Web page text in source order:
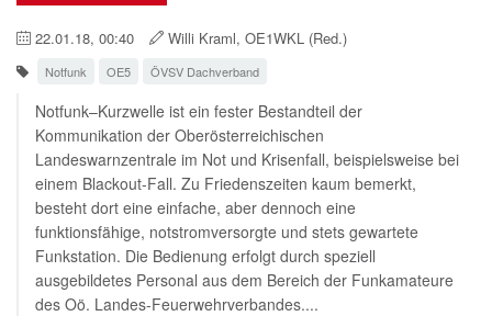
22.01.18, 00:40 Willi Kraml, OE1WKL (Red.)
Notfunk OE5 ÖVSV Dachverband
Notfunk–Kurzwelle ist ein fester Bestandteil der
Kommunikation der Oberösterreichischen
Landeswarnzentrale im Not und Krisenfall, beispielsweise bei
einem Blackout-Fall. Zu Friedenszeiten kaum bemerkt,
besteht dort eine einfache, aber dennoch eine
funktionsfähige, notstromversorgte und stets gewartete
Funkstation. Die Bedienung erfolgt durch speziell
ausgebildetes Personal aus dem Bereich der Funkamateure
des Oö. Landes-Feuerwehrverbandes....